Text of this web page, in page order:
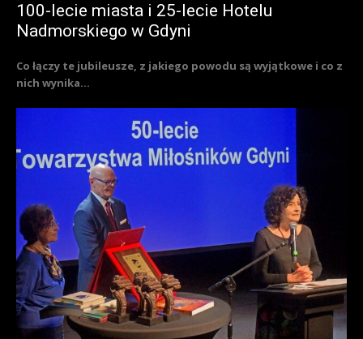
100-lecie miasta i 25-lecie Hotelu
Nadmorskiego w Gdyni
Co łączy te jubileusze, z jakiego powodu są wyjątkowe i co z
nich wynika...